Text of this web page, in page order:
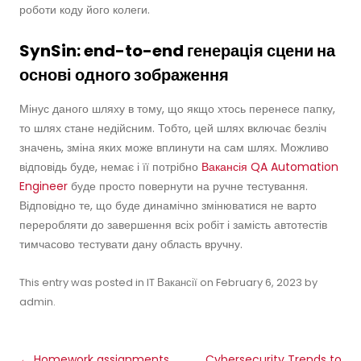
роботи коду його колеги.
SynSin: end-to-end генерація сцени на
основі одного зображення
Мінус даного шляху в тому, що якщо хтось перенесе папку,
то шлях стане недійсним. Тобто, цей шлях включає безліч
значень, зміна яких може вплинути на сам шлях. Можливо
відповідь буде, немає і її потрібно Вакансія QA Automation
Engineer буде просто повернути на ручне тестування.
Відповідно те, що буде динамічно змінюватися не варто
переробляти до завершення всіх робіт і замість автотестів
тимчасово тестувати дану область вручну.
This entry was posted in IT Вакансії on February 6, 2023 by
admin.